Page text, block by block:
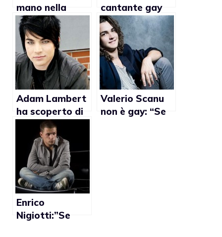
mano nella
mano con un
ragazzo
secondo il
National
Enquirer
cantante gay
friendly in
Perchè?
Adam Lambert
ha scoperto di
essere gay a 12
anni
Valerio Scanu
non è gay: “Se
Enrico
Nigiotti:”Se